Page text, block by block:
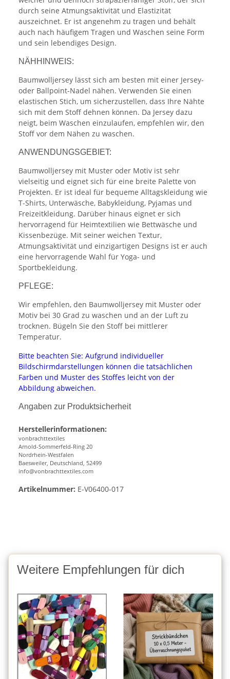
durch seine Atmungsaktivität und Elastizität
auszeichnet. Er ist angenehm zu tragen und behält
auch nach häufigem Tragen und Waschen seine Form
und sein lebendiges Design.
NÄHHINWEIS:
Baumwolljersey lässt sich am besten mit einer Jersey-
oder Ballpoint-Nadel nähen. Verwenden Sie einen
elastischen Stich, um sicherzustellen, dass Ihre Nähte
sich mit dem Stoff dehnen können. Da Jersey dazu
neigt, beim Waschen einzulaufen, empfehlen wir, den
Stoff vor dem Nähen zu waschen.
ANWENDUNGSGEBIET:
Baumwolljersey mit Muster oder Motiv ist sehr
vielseitig und eignet sich für eine breite Palette von
Projekten. Er ist ideal für bequeme Alltagskleidung wie
T-Shirts, Unterwäsche, Babykleidung, Pyjamas und
Freizeitkleidung. Darüber hinaus eignet er sich
hervorragend für Heimtextilien wie Bettwäsche und
Kissenbezüge. Mit seiner weichen Textur,
Atmungsaktivität und einzigartigen Designs ist er auch
eine hervorragende Wahl für Yoga- und
Sportbekleidung.
PFLEGE:
Wir empfehlen, den Baumwolljersey mit Muster oder
Motiv bei 30 Grad zu waschen und an der Luft zu
trocknen. Bügeln Sie den Stoff bei mittlerer
Temperatur.
Bitte beachten Sie: Aufgrund individueller
Bildschirmdarstellungen können die tatsächlichen
Farben und Muster des Stoffes leicht von der
Abbildung abweichen.
Angaben zur Produktsicherheit
Herstellerinformationen:
vonbrachttextiles
Arnold-Sommerfeld-Ring 20
Nordrhein-Westfalen
Baesweiler, Deutschland, 52499
info@vonbrachttextiles.com
Artikelnummer: E-V06400-017
Weitere Empfehlungen für dich